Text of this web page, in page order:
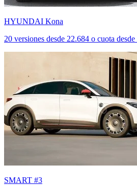
HYUNDAI Kona
20 versiones desde 22.684 o cuota desde
SMART #3